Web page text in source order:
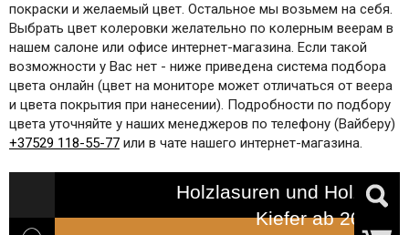
покраски и желаемый цвет. Остальное мы возьмем на себя.
Выбрать цвет колеровки желательно по колерным веерам в
нашем салоне или офисе интернет-магазина. Если такой
возможности у Вас нет - ниже приведена система подбора
цвета онлайн (цвет на мониторе может отличаться от веера
и цвета покрытия при нанесении). Подробности по подбору
цвета уточняйте у наших менеджеров по телефону (Вайберу)
+37529 118-55-77 или в чате нашего интернет-магазина.